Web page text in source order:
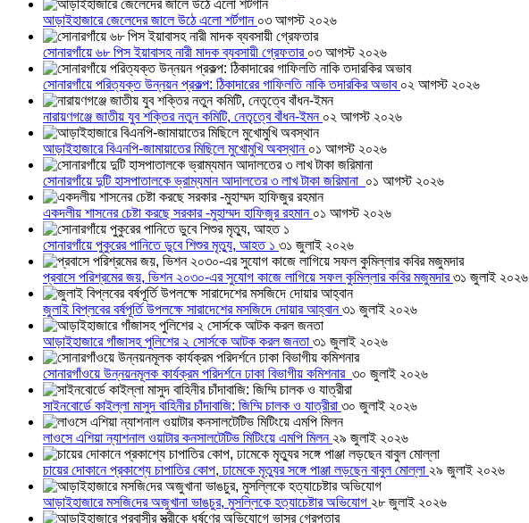
আড়াইহাজারে জেলেদের জালে উঠে এলো শর্টগান ০৩ আগস্ট ২০২৬
সোনারগাঁয়ে ৬৮ পিস ইয়াবাসহ নারী মাদক ব্যবসায়ী গ্রেফতার ০৩ আগস্ট ২০২৬
সোনারগাঁয়ে পরিত্যক্ত উন্নয়ন প্রকল্প: ঠিকাদারের গাফিলতি নাকি তদারকির অভাব ০২ আগস্ট ২০২৬
নারায়ণগঞ্জে জাতীয় যুব শক্তির নতুন কমিটি, নেতৃত্বে বাঁধন-ইমন ০২ আগস্ট ২০২৬
আড়াইহাজারে বিএনপি-জামায়াতের মিছিলে মুখোমুখি অবস্থান ০১ আগস্ট ২০২৬
সোনারগাঁয়ে দুটি হাসপাতালকে ভ্রাম্যমান আদালতের ৩ লাখ টাকা জরিমানা ০১ আগস্ট ২০২৬
একদলীয় শাসনের চেষ্টা করছে সরকার -মুহাম্মদ হাফিজুর রহমান ০১ আগস্ট ২০২৬
সোনারগাঁয়ে পুকুরের পানিতে ডুবে শিশুর মৃত্যু, আহত ১ ৩১ জুলাই ২০২৬
প্রবাসে পরিশ্রমের জয়, ভিশন ২০৩০-এর সুযোগ কাজে লাগিয়ে সফল কুমিল্লার কবির মজুমদার৩১ জুলাই ২০২৬
জুলাই বিপ্লবের বর্ষপূর্তি উপলক্ষে সারাদেশের মসজিদে দোয়ার আহ্বান৩১ জুলাই ২০২৬
আড়াইহাজারে গাঁজাসহ পুলিশের ২ সোর্সকে আটক করল জনতা ৩১ জুলাই ২০২৬
সোনারগাঁওয়ে উন্নয়নমূলক কার্যক্রম পরিদর্শনে ঢাকা বিভাগীয় কমিশনার ৩০ জুলাই ২০২৬
সাইনবোর্ডে কাইল্লা মাসুদ বাহিনীর চাঁদাবাজি: জিম্মি চালক ও যাত্রীরা ৩০ জুলাই ২০২৬
লাওসে এশিয়া ন্যাশনাল ওয়াটার কনসালটেটিভ মিটিংয়ে এমপি মিলন ২৯ জুলাই ২০২৬
চায়ের দোকানে প্রকাশ্যে চাপাতির কোপ, ঢামেকে মৃত্যুর সঙ্গে পাঞ্জা লড়ছেন বাবুল মোল্লা ২৯ জুলাই ২০২৬
আড়াইহাজারে মস‌জি‌দের অজুখানা ভাঙচুর, মুসল্লিকে হত্যাচেষ্টার অভিযোগ ২৮ জুলাই ২০২৬